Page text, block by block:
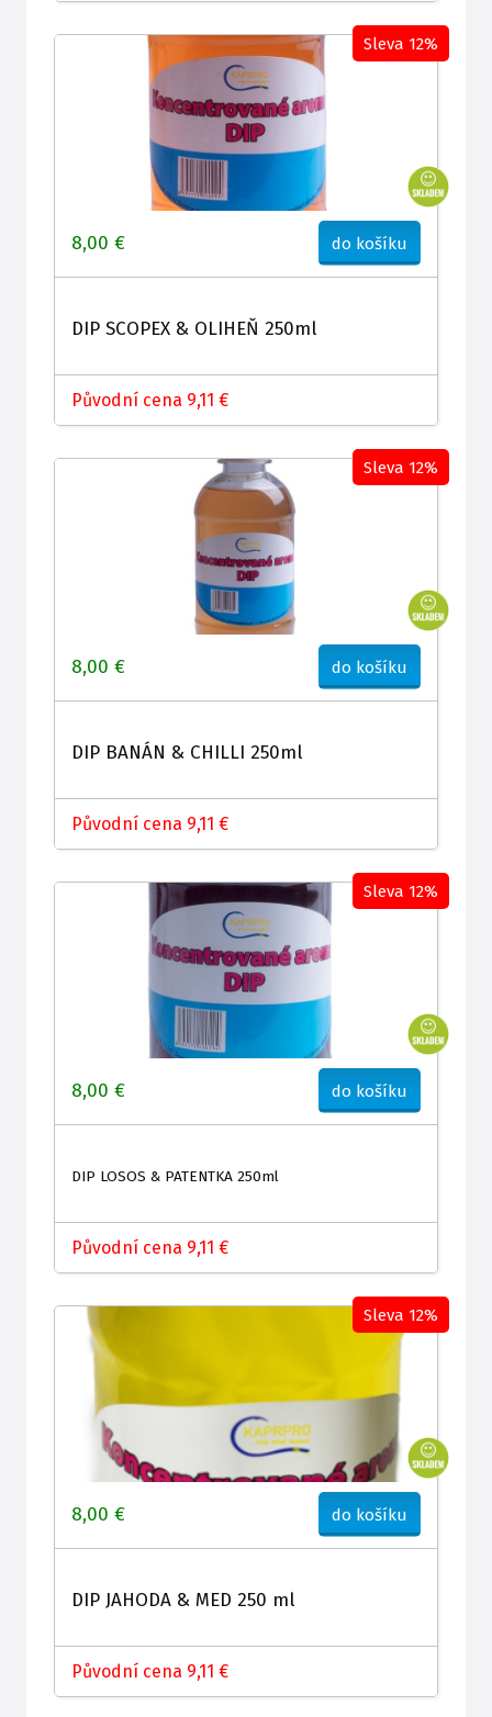
8,00 € do košíku
DIP SCOPEX & OLIHEŇ 250ml
Původní cena 9,11 €
Sleva 12%
8,00 € do košíku
DIP BANÁN & CHILLI 250ml
Původní cena 9,11 €
Sleva 12%
8,00 € do košíku
DIP LOSOS & PATENTKA 250ml
Původní cena 9,11 €
Sleva 12%
8,00 € do košíku
DIP JAHODA & MED 250 ml
Původní cena 9,11 €
Sleva 12%